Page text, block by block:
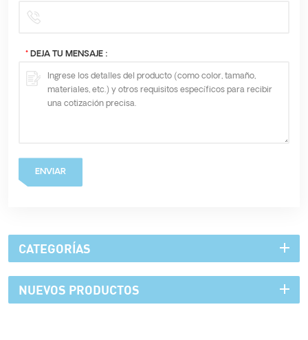
* DEJA TU MENSAJE :
ENVIAR
CATEGORÍAS
NUEVOS PRODUCTOS